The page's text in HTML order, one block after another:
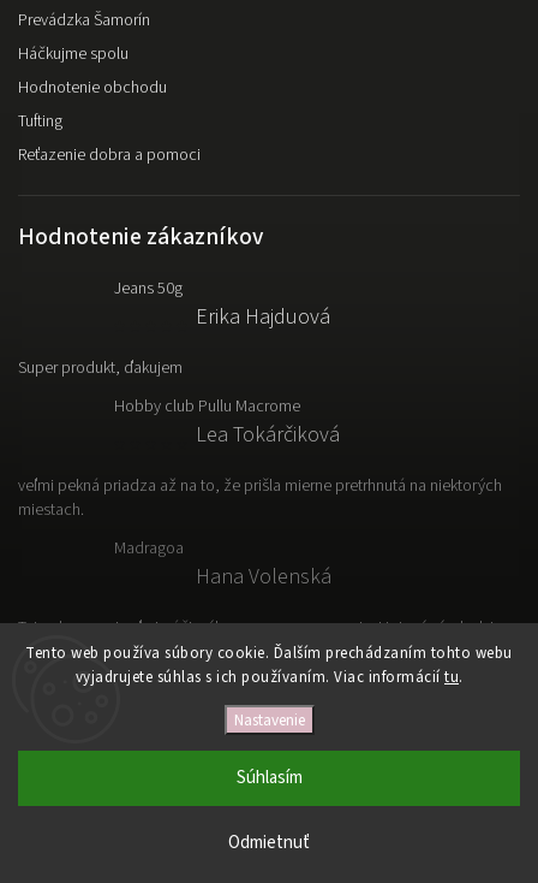
Tento web používa súbory cookie. Ďalším prechádzaním tohto webu
vyjadrujete súhlas s ich používaním. Viac informácií tu.
Nastavenie
Odmietnuť
Súhlasím
Prevádzka Šamorín
Háčkujme spolu
Hodnotenie obchodu
Tufting
Reťazenie dobra a pomoci
Hodnotenie zákazníkov
Jeans 50g
Erika Hajduová
Super produkt, ďakujem
Hobby club Pullu Macrome
Lea Tokárčiková
veľmi pekná priadza až na to, že prišla mierne pretrhnutá na niektorých
miestach.
Madragoa
Hana Volenská
Tato vlna sa mi veľmi páči, výborne sa s nou pracuje. Hotový výrobok je
ľahký, vzdušný a prakticky.
VLNKOVO
Upraviť nastavenie cookies